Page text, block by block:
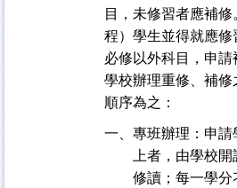
目，未修習者應補
程）學生並得就應
必修以外科目，申請
學校辦理重修、補
順序為之：
一、專班辦理：申請
上者，由學校
修讀；每一學分